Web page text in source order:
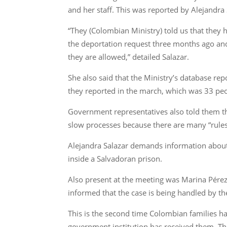
and her staff. This was reported by
“They (Colombian Ministry) told us that they
the deportation request three months ago
they are allowed,” detailed Salazar.
She also said that the Ministry’s database
they reported in the march, which was 33
Government representatives also told them
slow processes because there are many
Alejandra Salazar demands information
inside a Salvadoran prison.
Also present at the meeting was Marina
informed that the case is being handled by
This is the second time Colombian families